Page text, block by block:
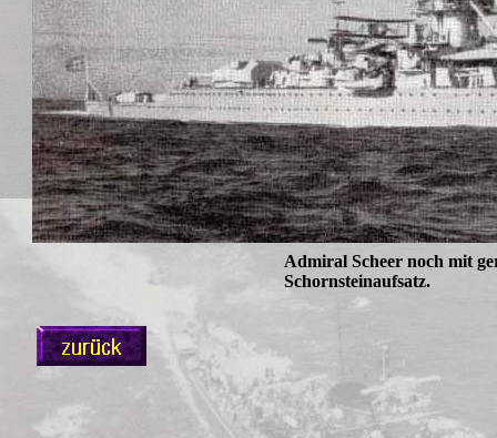
Admiral Scheer noch mit
Schornsteinaufsatz.